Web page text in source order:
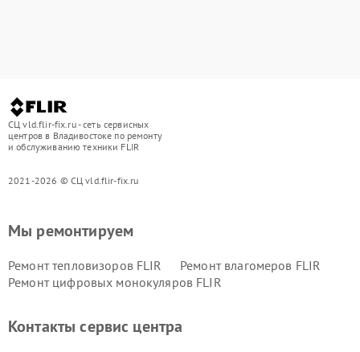
СЦ vld.flir-fix.ru - сеть сервисных
центров в Владивостоке по ремонту
и обслуживанию техники FLIR
2021-2026 © СЦ vld.flir-fix.ru
Мы ремонтируем
Ремонт тепловизоров FLIR
Ремонт влагомеров FLIR
Ремонт цифровых монокуляров FLIR
Контакты сервис центра